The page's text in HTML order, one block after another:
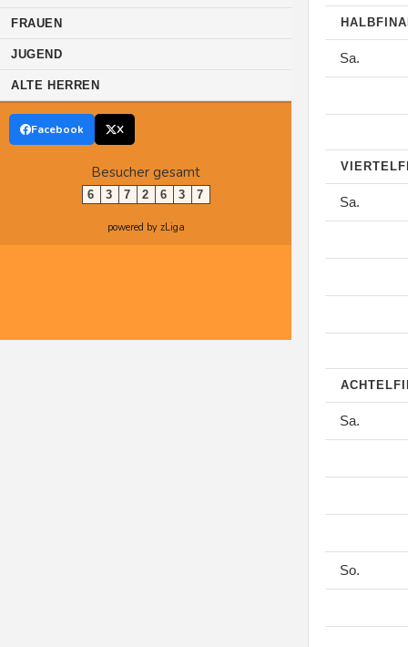
FRAUEN
JUGEND
ALTE HERREN
Facebook X
Besucher gesamt
6 3 7 2 6 3 7
powered by zLiga
Sa.
Sa.
Sa.
So.